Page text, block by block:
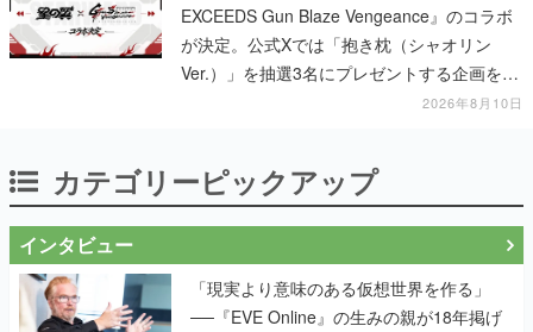
EXCEEDS Gun Blaze Vengeance』のコラボ
が決定。公式Xでは「抱き枕（シャオリン
Ver.）」を抽選3名にプレゼントする企画を実
2026年8月10日
カテゴリーピックアップ
インタビュー
「現実より意味のある仮想世界を作る」
──『EVE Online』の生みの親が18年掲げ